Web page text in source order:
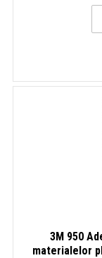
3M 950
materialelor